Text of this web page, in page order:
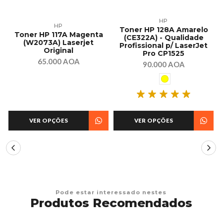
HP
Toner HP 117A Magenta
(W2073A) Laserjet
Original
65.000 AOA
VER OPÇÕES
HP
Toner HP 128A Amarelo
(CE322A) - Qualidade
Profissional p/ LaserJet
Pro CP1525
90.000 AOA
VER OPÇÕES
Pode estar interessado nestes
Produtos Recomendados